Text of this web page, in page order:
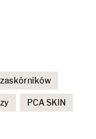
PCA SKIN